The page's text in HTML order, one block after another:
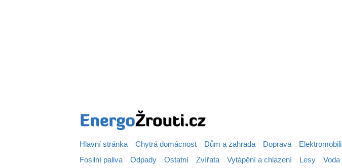
Hlavní stránka Chytrá domácnost Dům a zahrada Doprava
Fosilní paliva Odpady Ostatní Zvířata Vytápění a chlazení Lesy Voda